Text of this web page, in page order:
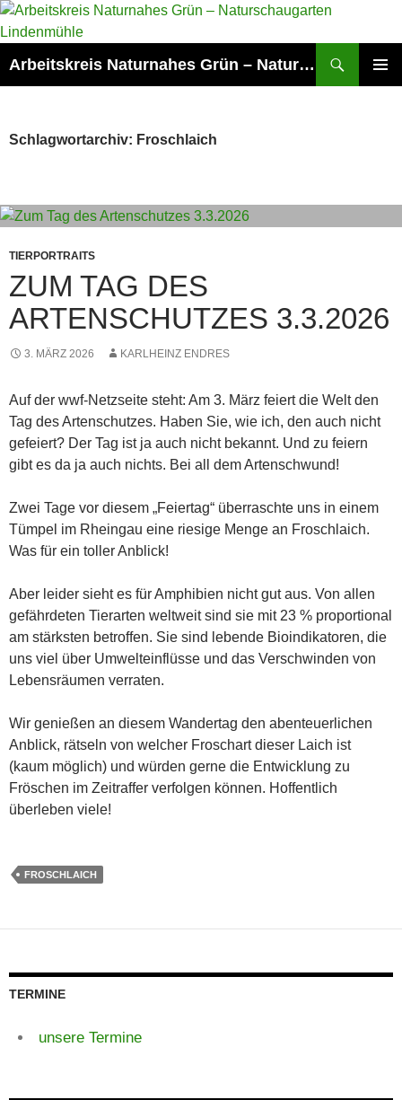
Zum
Inhalt
Arbeitskreis Naturnahes Grün – Naturschaugarten Lindenmühle
Schlagwortarchiv: Froschlaich
TIERPORTRAITS
ZUM TAG DES
ARTENSCHUTZES 3.3.2026
3. MÄRZ 2026 KARLHEINZ ENDRES
Auf der wwf-Netzseite steht: Am 3. März feiert die Welt den
Tag des Artenschutzes. Haben Sie, wie ich, den auch nicht
gefeiert? Der Tag ist ja auch nicht bekannt. Und zu feiern
gibt es da ja auch nichts. Bei all dem Artenschwund!
Zwei Tage vor diesem „Feiertag“ überraschte uns in einem
Tümpel im Rheingau eine riesige Menge an Froschlaich.
Was für ein toller Anblick!
Aber leider sieht es für Amphibien nicht gut aus. Von allen
gefährdeten Tierarten weltweit sind sie mit 23 % proportional
am stärksten betroffen. Sie sind lebende Bioindikatoren, die
uns viel über Umwelteinflüsse und das Verschwinden von
Lebensräumen verraten.
Wir genießen an diesem Wandertag den abenteuerlichen
Anblick, rätseln von welcher Froschart dieser Laich ist
(kaum möglich) und würden gerne die Entwicklung zu
Fröschen im Zeitraffer verfolgen können. Hoffentlich
überleben viele!
FROSCHLAICH
TERMINE
unsere Termine